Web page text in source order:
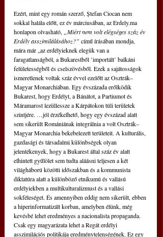
Ezért, mint egy román szerző, Ștefan Ciocan nem
sokkal halála előtt, ez év márciusában, az Erdely.ma
honlapon olvasható, „Miért nem volt elégséges száz év
Erdély asszimilálásához?” című írásában mondja,
mára már „az erdélyieknek elegük van a
faragatlanságból, a Bukarestből ’importált’ balkáni
felületességből és cselszövésből. Ezek a sajátosságok
ismeretlenek voltak száz évvel ezelőtt az Osztrák–
Magyar Monarchiában. Egy évszázada erőlködik
Bukarest, hogy Erdélyt, a Bánátot, a Partiumot és
Máramarost lezüllessze a Kárpátokon túli területek
szintjére. …jól érzékelhető, hogy egy évszázad alatt
sem sikerült Romániának integrálnia a volt Osztrák–
Magyar Monarchia bekebelezett területeit. A kulturális,
gazdasági és társadalmi különbségek olyan
jelentékenyek, hogy a Bukarest által száz év alatt
elhintett gyűlölet sem tudta aláásni teljesen a két
világháború közötti időszakban és a kommunista
diktatúra alatt a különböző etnikumú és vallású
erdélyiekben a multikulturalizmust és a vallási
sokféleséget. És amennyiben eddig nem sikerült, ebben
a hiperinformatizált korban, amelyben élünk, még
kevésbé lehet eredményes a nacionalista propaganda.
Csak egy magyarázata lehet a Regát erdélyi
asszimilációs politikája eredménytelenségének. Ez egy